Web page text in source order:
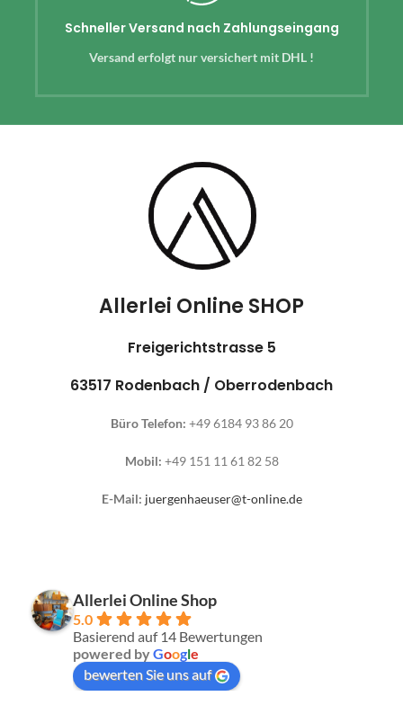
Schneller Versand nach Zahlungseingang
Versand erfolgt nur versichert mit DHL !
Allerlei Online SHOP
Freigerichtstrasse 5
63517 Rodenbach / Oberrodenbach
Büro Telefon: +49 6184 93 86 20
Mobil: +49 151 11 61 82 58
E-Mail: juergenhaeuser@t-online.de
Allerlei Online Shop
5.0
Basierend auf 14 Bewertungen
powered byGoogle
bewerten Sie uns auf